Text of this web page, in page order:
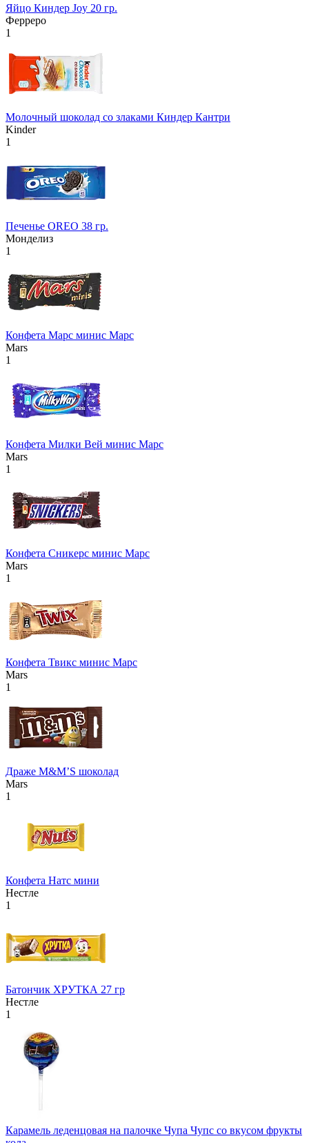
Яйцо Киндер Joy 20 гр.
Ферреро
1
Молочный шоколад со злаками Киндер Кантри
Kinder
1
Печенье OREO 38 гр.
Монделиз
1
Конфета Марс минис Марс
Mars
1
Конфета Милки Вей минис Марс
Mars
1
Конфета Сникерс минис Марс
Mars
1
Конфета Твикс минис Марс
Mars
1
Драже М&М’S шоколад
Mars
1
Конфета Натс мини
Нестле
1
Батончик ХРУТКА 27 гр
Нестле
1
Карамель леденцовая на палочке Чупа Чупс со вкусом фрукты